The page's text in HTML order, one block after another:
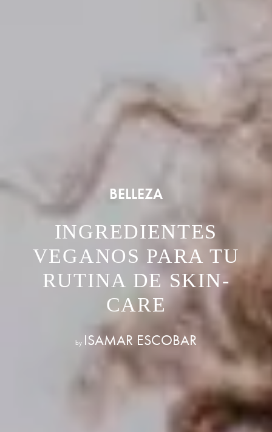
BELLEZA
INGREDIENTES
VEGANOS PARA TU
RUTINA DE SKIN-
CARE
by ISAMAR ESCOBAR